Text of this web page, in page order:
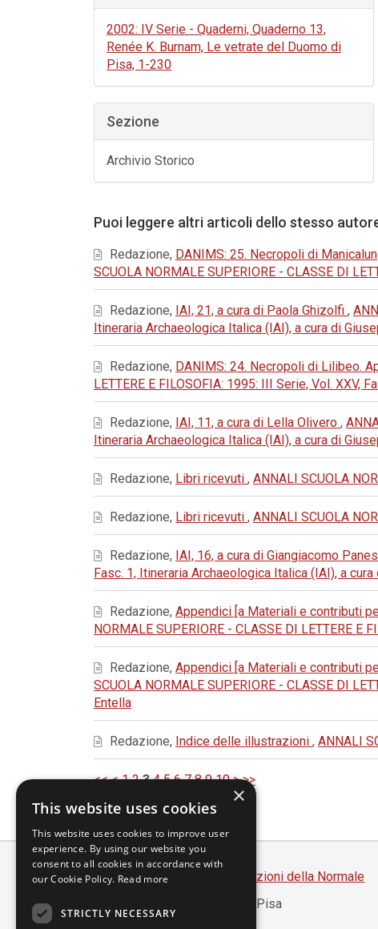
2002: IV Serie - Quaderni, Quaderno 13,
Renée K. Burnam, Le vetrate del Duomo di
Pisa, 1-230
Sezione
Archivio Storico
Puoi leggere altri articoli dello stesso
Redazione, DANIMS: 25. Necropoli di
SCUOLA NORMALE SUPERIORE - CLASSE DI
Redazione, IAI, 21, a cura di Paola Ghizolfi ,
Itineraria Archaeologica Italica (IAI), a cura di
Redazione, DANIMS: 24. Necropoli di Lilibeo.
LETTERE E FILOSOFIA: 1995: III Serie, Vol. XXV,
Redazione, IAI, 11, a cura di Lella Olivero ,
Itineraria Archaeologica Italica (IAI), a cura di
Redazione, Libri ricevuti , ANNALI SCUOLA
Redazione, Libri ricevuti , ANNALI SCUOLA
Redazione, IAI, 16, a cura di Giangiacomo
Fasc. 1, Itineraria Archaeologica Italica (IAI), a
Redazione, Appendici [a Materiali e contributi
NORMALE SUPERIORE - CLASSE DI LETTERE
Redazione, Appendici [a Materiali e contributi
SCUOLA NORMALE SUPERIORE - CLASSE DI
Entella
Redazione, Indice delle illustrazioni , ANNALI
<< < 1 2 3 4 5 6 7 8 9 10 > >>
Scuola Normale Superiore
Edizioni della Normale
Piazza dei Cavalieri, 7 - 56126 Pisa
×
This website uses cookies
This website uses cookies to improve user
experience. By using our website you
consent to all cookies in accordance with
our Cookie Policy. Read more
STRICTLY NECESSARY